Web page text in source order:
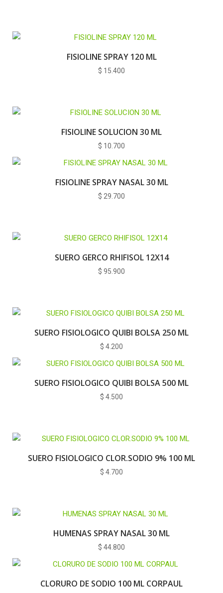
FISIOLINE SPRAY 120 ML
$ 15.400
FISIOLINE SOLUCION 30 ML
$ 10.700
FISIOLINE SPRAY NASAL 30 ML
$ 29.700
SUERO GERCO RHIFISOL 12X14
$ 95.900
SUERO FISIOLOGICO QUIBI BOLSA 250 ML
$ 4.200
SUERO FISIOLOGICO QUIBI BOLSA 500 ML
$ 4.500
SUERO FISIOLOGICO CLOR.SODIO 9% 100 ML
$ 4.700
HUMENAS SPRAY NASAL 30 ML
$ 44.800
CLORURO DE SODIO 100 ML CORPAUL